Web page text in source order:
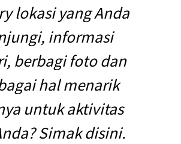
lokasi yang Anda
informasi
berbagi foto dan
hal menarik
untuk aktivitas
Simak disini.